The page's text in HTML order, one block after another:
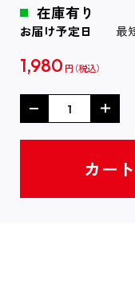
在庫有り
お届け予定日 最
1,980 円